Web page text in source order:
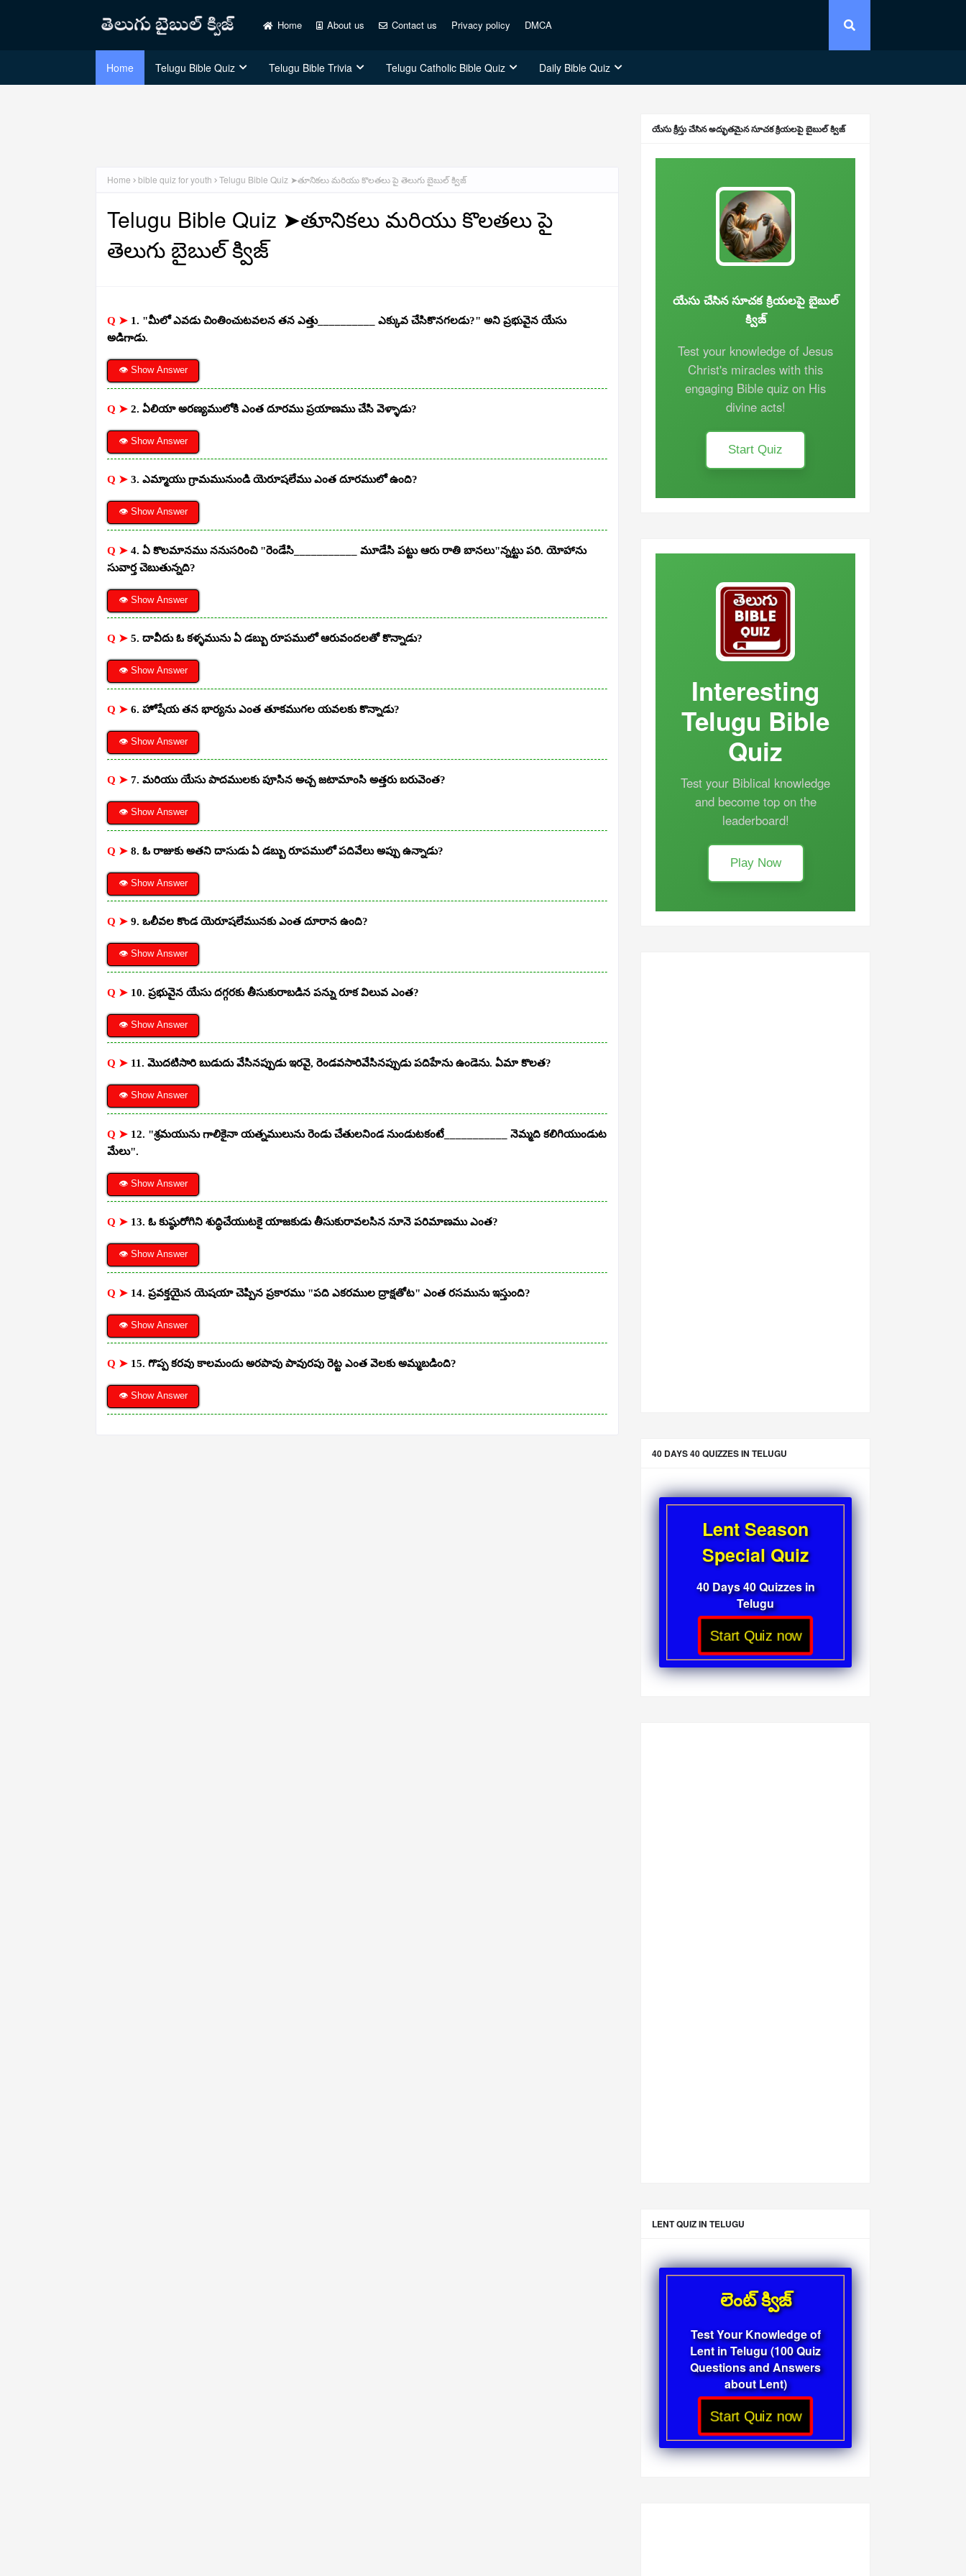
Home About us Contact us Privacy policy DMCA
Home Telugu Bible Quiz Telugu Bible Trivia Telugu Catholic Bible Quiz Daily Bible Quiz
Home bible quiz for youth Telugu Bible Quiz ➤తూనికలు మరియు కొలతలు పై తెలుగు బైబుల్ క్విజ్
Telugu Bible Quiz ➤తూనికలు మరియు కొలతలు పై
తెలుగు బైబుల్ క్విజ్
Q ➤ 1. "మీలో ఎవడు చింతించుటవలన తన ఎత్తు__________ ఎక్కువ చేసికొనగలడు?" అని ప్రభువైన యేసు
అడిగాడు.
👁 Show Answer
Q ➤ 2. ఏలియా అరణ్యములోకి ఎంత దూరము ప్రయాణము చేసి వెళ్ళాడు?
👁 Show Answer
Q ➤ 3. ఎమ్మాయు గ్రామమునుండి యెరూషలేము ఎంత దూరములో ఉంది?
👁 Show Answer
Q ➤ 4. ఏ కొలమానము ననుసరించి "రెండేసి___________ మూడేసి పట్టు ఆరు రాతి బానలు"న్నట్టు పరి. యోహాను
సువార్త చెబుతున్నది?
👁 Show Answer
Q ➤ 5. దావీదు ఓ కళ్ళమును ఏ డబ్బు రూపములో ఆరువందలతో కొన్నాడు?
👁 Show Answer
Q ➤ 6. హోషేయ తన భార్యను ఎంత తూకముగల యవలకు కొన్నాడు?
👁 Show Answer
Q ➤ 7. మరియు యేసు పాదములకు పూసిన అచ్చ జటామాంసి అత్తరు బరువెంత?
👁 Show Answer
Q ➤ 8. ఓ రాజుకు అతని దాసుడు ఏ డబ్బు రూపములో పదివేలు అప్పు ఉన్నాడు?
👁 Show Answer
Q ➤ 9. ఒలీవల కొండ యెరూషలేమునకు ఎంత దూరాన ఉంది?
👁 Show Answer
Q ➤ 10. ప్రభువైన యేసు దగ్గరకు తీసుకురాబడిన పన్ను రూక విలువ ఎంత?
👁 Show Answer
Q ➤ 11. మొదటిసారి బుడుదు వేసినప్పుడు ఇరవై, రెండవసారివేసినప్పుడు పదిహేను ఉండెను. ఏమా కొలత?
👁 Show Answer
Q ➤ 12. "శ్రమయును గాలికైనా యత్నములును రెండు చేతులనిండ నుండుటకంటే___________ నెమ్మది కలిగియుండుట
మేలు".
👁 Show Answer
Q ➤ 13. ఓ కుష్ఠురోగిని శుద్ధిచేయుటకై యాజకుడు తీసుకురావలసిన నూనె పరిమాణము ఎంత?
👁 Show Answer
Q ➤ 14. ప్రవక్తయైన యెషయా చెప్పిన ప్రకారము "పది ఎకరముల ద్రాక్షతోట" ఎంత రసమును ఇస్తుంది?
👁 Show Answer
Q ➤ 15. గొప్ప కరవు కాలమందు అరపావు పావురపు రెట్ట ఎంత వెలకు అమ్మబడింది?
👁 Show Answer
యేసు క్రీస్తు చేసిన అద్భుతమైన సూచక క్రియలపై బైబుల్ క్విజ్
యేసు చేసిన సూచక క్రియలపై బైబుల్
క్విజ్
Test your knowledge of Jesus
Christ's miracles with this
engaging Bible quiz on His
divine acts!
Start Quiz
Interesting
Telugu Bible
Quiz
Test your Biblical knowledge
and become top on the
leaderboard!
Play Now
40 DAYS 40 QUIZZES IN TELUGU
Lent Season
Special Quiz
40 Days 40 Quizzes in
Telugu
Start Quiz now
LENT QUIZ IN TELUGU
లెంట్ క్విజ్
Test Your Knowledge of
Lent in Telugu (100 Quiz
Questions and Answers
about Lent)
Start Quiz now